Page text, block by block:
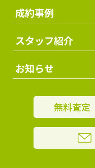
成約事例
スタッフ紹介
お知らせ
無料査定